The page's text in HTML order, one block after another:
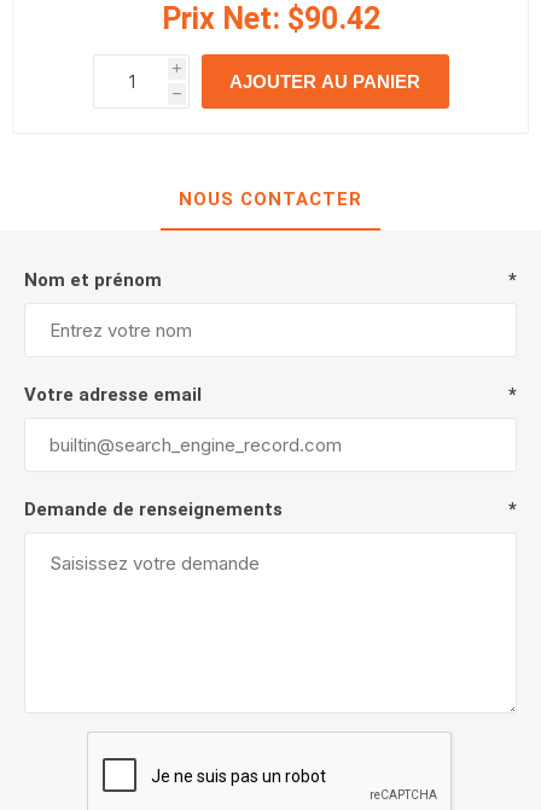
Prix Net: $90.42
i
h
h
AJOUTER AU PANIER
NOUS CONTACTER
Nom et prénom *
Votre adresse email *
Demande de renseignements *